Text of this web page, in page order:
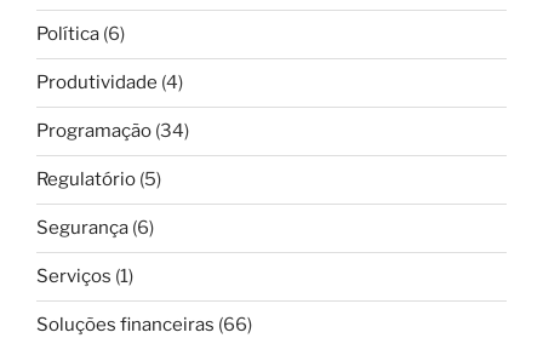
Política (6)
Produtividade (4)
Programação (34)
Regulatório (5)
Segurança (6)
Serviços (1)
Soluções financeiras (66)